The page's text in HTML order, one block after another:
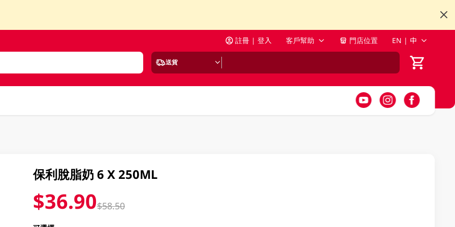
註冊 | 登入 客戶幫助 門店位置 EN | 中
送貨
保利脫脂奶 6 X 250ML
$36.90$58.50